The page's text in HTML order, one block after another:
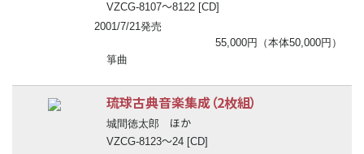
VZCG-8107〜8122 [CD]
2001/7/21発売
55,000円（本体50,000円）
箏曲
琉球古典音楽集成（2枚組）
城間徳太郎 ほか
VZCG-8123〜24 [CD]